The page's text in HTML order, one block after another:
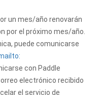
un mes/año renovarán
por el próximo mes/año.
puede comunicarse
con Paddle
electrónico recibido
el servicio de